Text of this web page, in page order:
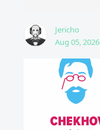
Jericho
Aug 05, 2026